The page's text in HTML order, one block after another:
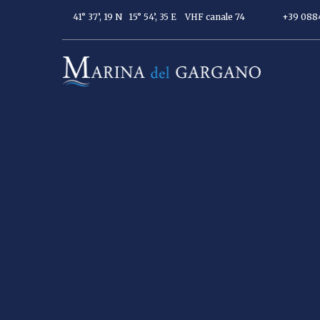
41° 37’, 19 N 15° 54’, 35 E VHF canale 74 +39